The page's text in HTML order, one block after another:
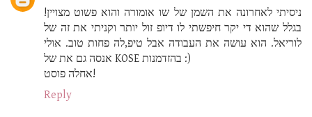
ניסיתי לאחרונה את השמן של שו אומורה והוא פשוט מצויין!
בגלל שהוא די יקר חיפשתי לו דיופ זול יותר וקניתי את זה של
לוריאל. הוא עושה את העבודה אבל טיפ,לה פחות טוב. אולי
אנסה גם את של KOSE בהזדמנות :)
אחלה פוסט!
Reply